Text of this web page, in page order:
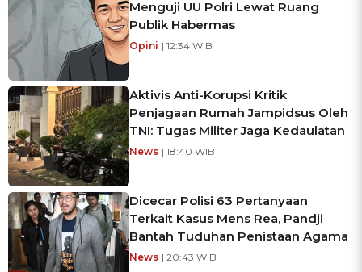
Menguji UU Polri Lewat Ruang
Publik Habermas
Opini | 12:34 WIB
Aktivis Anti-Korupsi Kritik
Penjagaan Rumah Jampidsus Oleh
TNI: Tugas Militer Jaga Kedaulatan
News | 18:40 WIB
Dicecar Polisi 63 Pertanyaan
Terkait Kasus Mens Rea, Pandji
Bantah Tuduhan Penistaan Agama
News | 20:43 WIB